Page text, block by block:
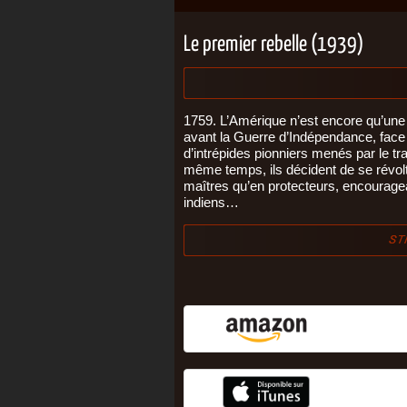
Le premier rebelle (1939)
1759. L’Amérique n’est encore
avant la Guerre d’Indépendance,
d’intrépides pionniers menés par le
même temps, ils décident de se
maîtres qu’en protecteurs,
indiens…